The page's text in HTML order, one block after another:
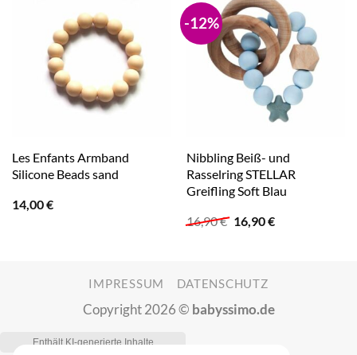
Les Enfants Armband
Silicone Beads sand
14,00€
-12%
Nibbling Beiß- und
Rasselring STELLAR
Greifling Soft Blau
16,90€ Ursprünglicher
Preis
16,90€Aktueller
IMPRESSUM DATENSCHUTZ
Copyright 2026 © babyssimo.de